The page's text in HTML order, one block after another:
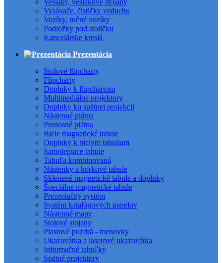
Vešiaky, vešiakové stojany
Vysávače, čističky vzduchu
Vozíky, ručné vozíky
Podložky pod stoličku
Kancelárske kreslá
Prezentácia
Stolové flipcharty
Flipcharty
Doplnky k flipchartom
Multimediálne projektory
Doplnky ku spätnej projekcii
Nástenné plátna
Prenosné plátna
Biele magnetické tabule
Doplnky k bielym tabuliam
Samolepiace tabule
Tabuľa kombinovaná
Nástenky a korkové tabule
Sklenené magnetické tabule a doplnky
Špeciálne magnetické tabule
Prezentačný systém
Systém katalógových panelov
Nástenné mapy
Stolové stojany
Plastové puzdrá - menovky
Ukazovátka a laserové ukazovátka
Informačné tabuľky
Spätné projektory